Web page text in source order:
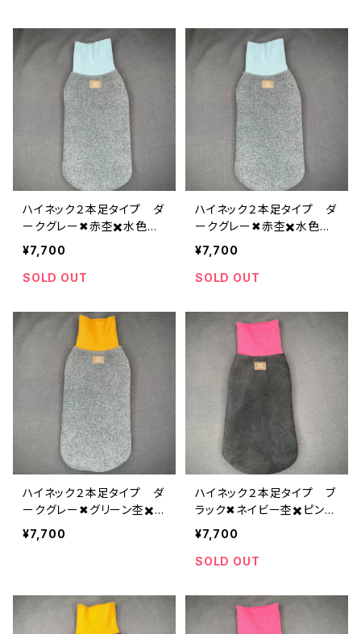
ハイネック２本足タイプ ダ
ークグレー✖︎赤杢✖️水色
H-XL-017b
¥7,700
SOLD OUT
ハイネック２本足タイプ ダ
ークグレー✖︎赤杢✖️水色
H-XL-017a
¥7,700
SOLD OUT
ハイネック２本足タイプ ダ
ークグレー✖︎グリーン杢✖️マ
スタード H-XL-016
¥7,700
ハイネック２本足タイプ ブ
ラック✖︎ネイビー杢✖️ピン
ク H-XL-015
¥7,700
SOLD OUT